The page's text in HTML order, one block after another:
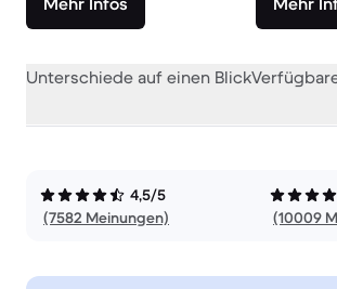
Unterschiede auf einen Blick
4,5/5
(7582 Meinungen)
(10009